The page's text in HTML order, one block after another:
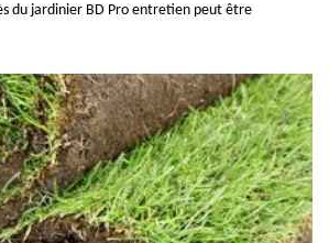
du jardinier BD Pro entretien peut être